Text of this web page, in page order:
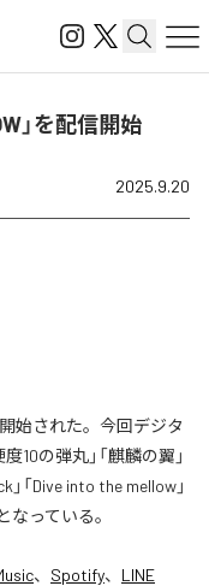
」を配信開始
2025.9.20
開始された。今回デジタ
10の弾丸」「麒麟の翼」
」「Dive into the mellow」
なっている。
、 Spotify、 LINE